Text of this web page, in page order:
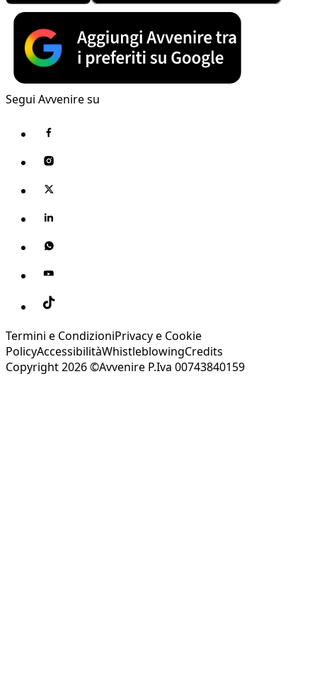
Segui Avvenire su
Termini e CondizioniPrivacy e Cookie
PolicyAccessibilitàWhistleblowingCredits
Copyright 2026 ©Avvenire P.Iva 00743840159